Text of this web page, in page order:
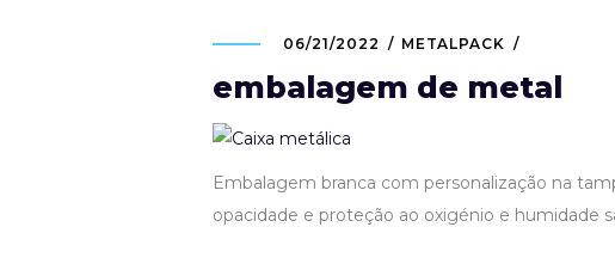
06/21/2022 METALPACK
embalagem de metal
Embalagem branca com personalização na
opacidade e proteção ao oxigénio e humidade